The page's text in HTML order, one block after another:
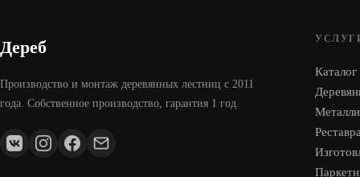
Дереб
Производство и монтаж деревянных лестниц с 2011
года. Собственное производство, гарантия 1 год.
Каталог